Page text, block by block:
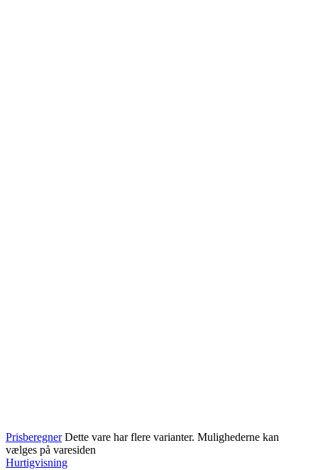
Prisberegner Dette vare har flere varianter. Mulighederne kan
vælges på varesiden
Hurtigvisning